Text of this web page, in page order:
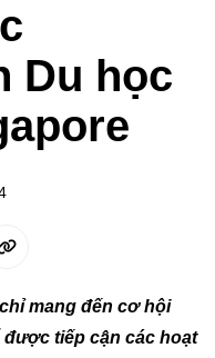
Du học
mang đến cơ hội
tiếp cận các hoạt